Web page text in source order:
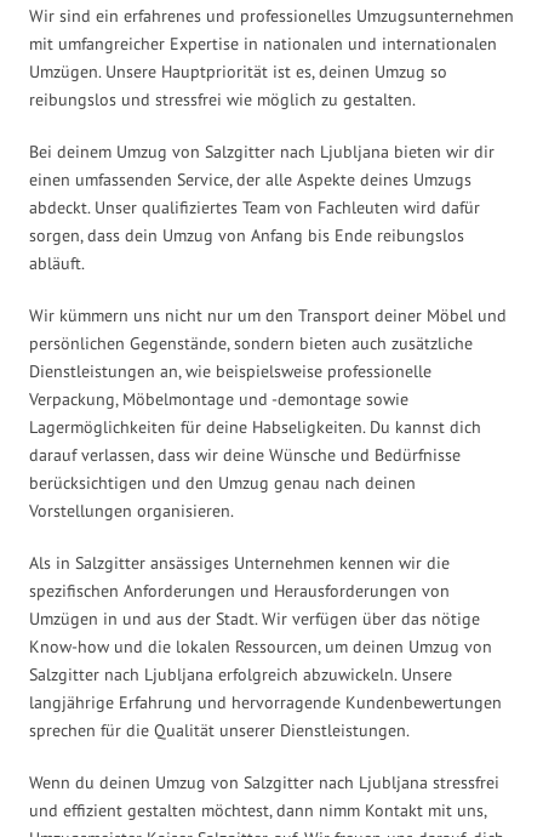
Wir sind ein erfahrenes und professionelles Umzugsunternehmen
mit umfangreicher Expertise in nationalen und internationalen
Umzügen. Unsere Hauptpriorität ist es, deinen Umzug so
reibungslos und stressfrei wie möglich zu gestalten.
Bei deinem Umzug von Salzgitter nach Ljubljana bieten wir dir
einen umfassenden Service, der alle Aspekte deines Umzugs
abdeckt. Unser qualifiziertes Team von Fachleuten wird dafür
sorgen, dass dein Umzug von Anfang bis Ende reibungslos
abläuft.
Wir kümmern uns nicht nur um den Transport deiner Möbel und
persönlichen Gegenstände, sondern bieten auch zusätzliche
Dienstleistungen an, wie beispielsweise professionelle
Verpackung, Möbelmontage und -demontage sowie
Lagermöglichkeiten für deine Habseligkeiten. Du kannst dich
darauf verlassen, dass wir deine Wünsche und Bedürfnisse
berücksichtigen und den Umzug genau nach deinen
Vorstellungen organisieren.
Als in Salzgitter ansässiges Unternehmen kennen wir die
spezifischen Anforderungen und Herausforderungen von
Umzügen in und aus der Stadt. Wir verfügen über das nötige
Know-how und die lokalen Ressourcen, um deinen Umzug von
Salzgitter nach Ljubljana erfolgreich abzuwickeln. Unsere
langjährige Erfahrung und hervorragende Kundenbewertungen
sprechen für die Qualität unserer Dienstleistungen.
Wenn du deinen Umzug von Salzgitter nach Ljubljana stressfrei
und effizient gestalten möchtest, dann nimm Kontakt mit uns,